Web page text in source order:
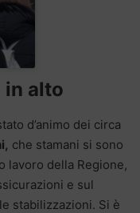
in alto
d’animo dei circa
che stamani si sono
lavoro della Regione,
e sul
stabilizzazioni. Si è